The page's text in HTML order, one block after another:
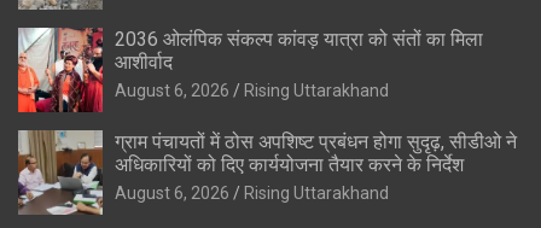
2036 ओलंपिक संकल्प कांवड़ यात्रा को संतों का मिला
आशीर्वाद
August 6, 2026 Rising Uttarakhand
ग्राम पंचायतों में ठोस अपशिष्ट प्रबंधन होगा सुदृढ़, सीडीओ ने
अधिकारियों को दिए कार्ययोजना तैयार करने के निर्देश
August 6, 2026 Rising Uttarakhand